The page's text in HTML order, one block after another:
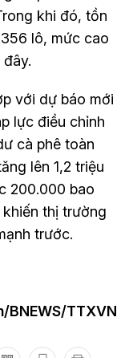
khi đó, tồn
lô, mức cao
với dự báo mới
lực điều chỉnh
cà phê toàn
lên 1,2 triệu
200.000 bao
thị trường
trước.
BNEWS/TTXVN